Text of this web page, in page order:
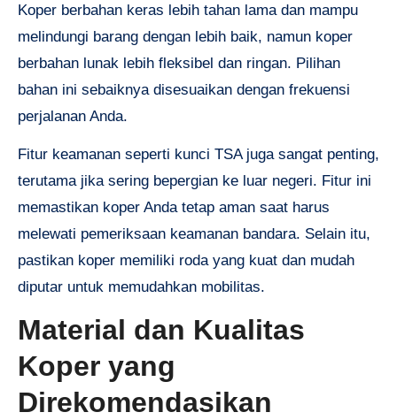
Koper berbahan keras lebih tahan lama dan mampu
melindungi barang dengan lebih baik, namun koper
berbahan lunak lebih fleksibel dan ringan. Pilihan
bahan ini sebaiknya disesuaikan dengan frekuensi
perjalanan Anda.
Fitur keamanan seperti kunci TSA juga sangat penting,
terutama jika sering bepergian ke luar negeri. Fitur ini
memastikan koper Anda tetap aman saat harus
melewati pemeriksaan keamanan bandara. Selain itu,
pastikan koper memiliki roda yang kuat dan mudah
diputar untuk memudahkan mobilitas.
Material dan Kualitas
Koper yang
Direkomendasikan